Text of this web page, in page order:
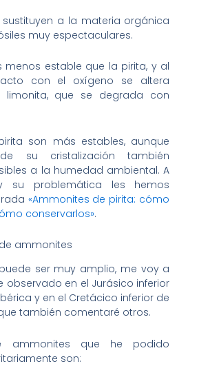
sustituyen a la materia orgánica
muy espectaculares.
menos estable que la pirita, y al
con el oxígeno se altera
que se degrada con
son más estables, aunque
su cristalización también
a la humedad ambiental. A
su problemática les hemos
«Ammonites de pirita: cómo
conservarlos».
ammonites
ser muy amplio, me voy a
observado en el Jurásico inferior
y en el Cretácico inferior de
también comentaré otros.
ammonites que he podido
son: